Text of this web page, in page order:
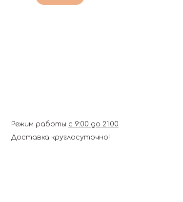
Режим работы с 9:00 до 21:00
Доставка круглосуточно!